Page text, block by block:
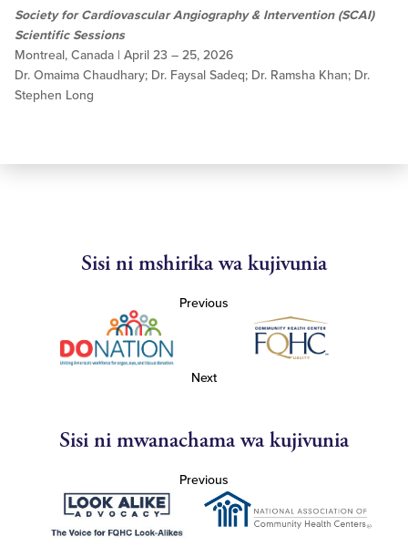
Society for Cardiovascular Angiography & Intervention (SCAI)
Scientific Sessions
Montreal, Canada | April 23 – 25, 2026
Dr. Omaima Chaudhary; Dr. Faysal Sadeq; Dr. Ramsha Khan; Dr.
Stephen Long
Sisi ni mshirika wa kujivunia
Previous
Next
Sisi ni mwanachama wa kujivunia
Previous